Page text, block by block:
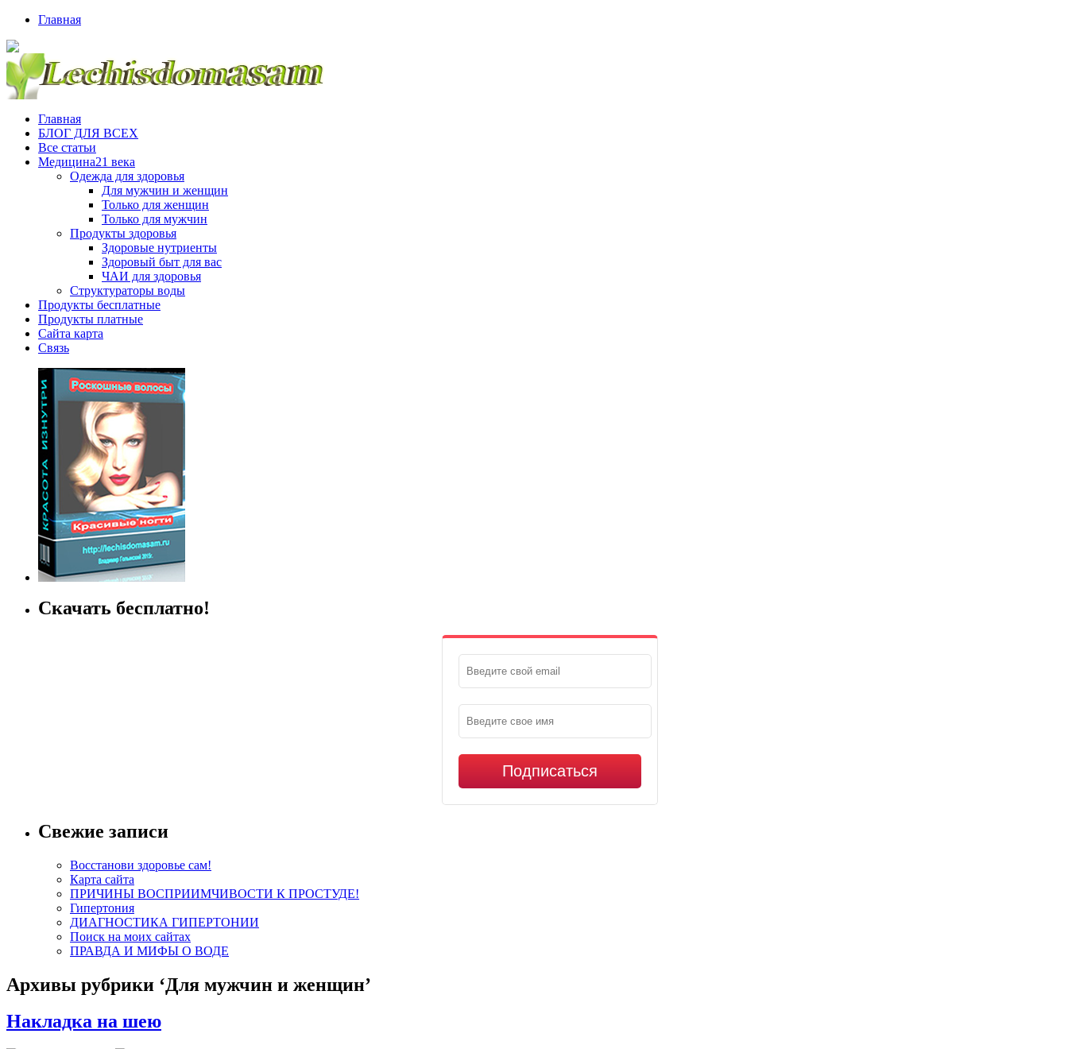
Главная
Главная
БЛОГ ДЛЯ ВСЕХ
Все статьи
Медицина21 века
Одежда для здоровья
Для мужчин и женщин
Только для женщин
Только для мужчин
Продукты здоровья
Здоровые нутриенты
Здоровый быт для вас
ЧАИ для здоровья
Структураторы воды
Продукты бесплатные
Продукты платные
Сайта карта
Связь
Скачать бесплатно!
Подписаться
Свежие записи
Восстанови здоровье сам!
Карта сайта
ПРИЧИНЫ ВОСПРИИМЧИВОСТИ К ПРОСТУДЕ!
Гипертония
ДИАГНОСТИКА ГИПЕРТОНИИ
Поиск на моих сайтах
ПРАВДА И МИФЫ О ВОДЕ
Архивы рубрики ‘Для мужчин и женщин’
Накладка на шею